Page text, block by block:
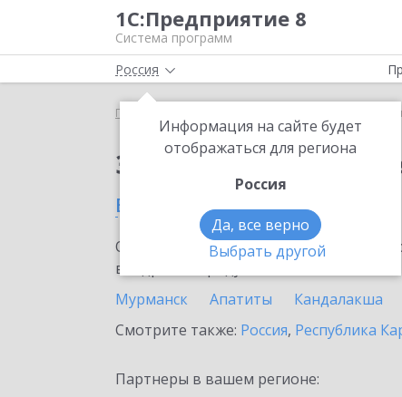
1С:Предприятие 8
Система программ
Россия
Информация на сайте будет
отображаться для региона
Россия
Да, все верно
Выбрать другой
Главная
Заказать
в Мурманской области
Ознакомьтесь с информационными
внедрение продукта.
Мурманск
Апатиты Кандалакша
Смотрите также: Россия, Республика
Партнеры в вашем регионе: